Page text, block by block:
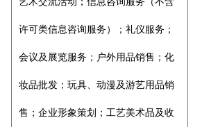
许可类信息咨询服务）；礼仪服务；
会议及展览服务；户外用品销售；化
妆品批发；玩具、动漫及游艺用品销
售；企业形象策划；工艺美术品及收